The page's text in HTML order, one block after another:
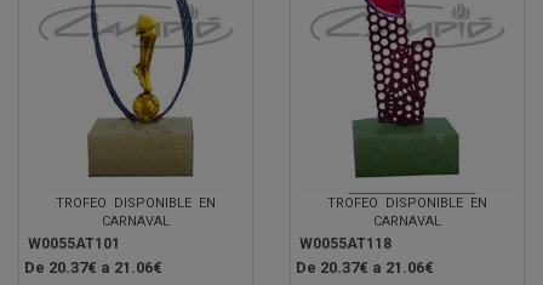
TROFEO DISPONIBLE EN
CARNAVAL
W0055AT101
De 20.37€ a 21.06€
TROFEO DISPONIBLE EN
CARNAVAL
W0055AT118
De 20.37€ a 21.06€